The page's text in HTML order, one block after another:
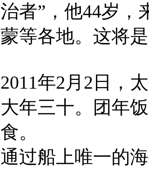
治者”，他44岁，
蒙等各地。这将
2011年2月2日，
大年三十。团年
食。
通过船上唯一的